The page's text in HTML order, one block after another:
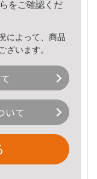
をご確認くだ
によって、商品
ざいます。
いて